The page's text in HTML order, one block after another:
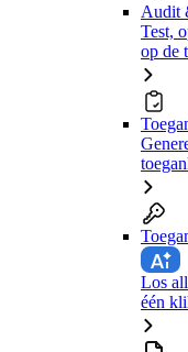
Audit
Test,
op de
Los
één